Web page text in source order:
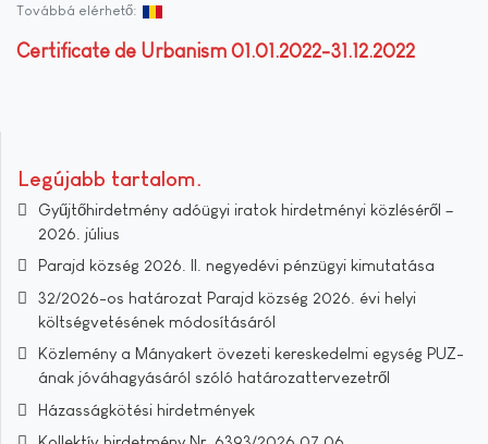
Továbbá elérhető:
Certificate de Urbanism 01.01.2022-31.12.2022
Legújabb tartalom
Gyűjtőhirdetmény adóügyi iratok hirdetményi közléséről –
2026. július
Parajd község 2026. II. negyedévi pénzügyi kimutatása
32/2026-os határozat Parajd község 2026. évi helyi
költségvetésének módosításáról
Közlemény a Mányakert övezeti kereskedelmi egység PUZ-
ának jóváhagyásáról szóló határozattervezetről
Házasságkötési hirdetmények